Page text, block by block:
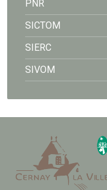
PNR
SICTOM
SIERC
SIVOM